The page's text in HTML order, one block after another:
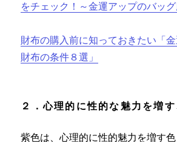
をチェック！～金運アップのバッグ
財布の購入前に知っておきたい「
財布の条件８選」
２．心理的に性的な魅力を増
紫色は、心理的に性的魅力を増す